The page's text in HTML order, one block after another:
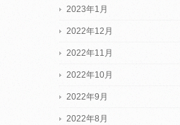
2023年1月
2022年12月
2022年11月
2022年10月
2022年9月
2022年8月